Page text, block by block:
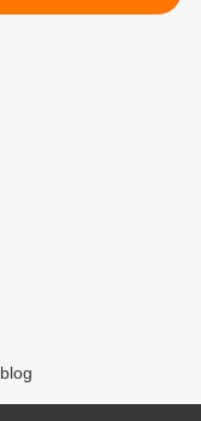
de Fontgombault